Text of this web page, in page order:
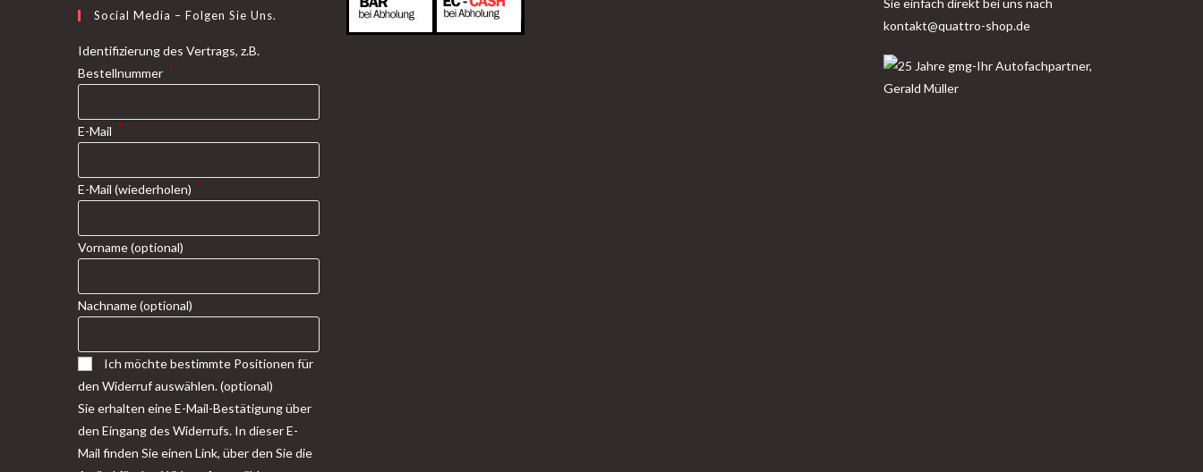
Social Media – Folgen Sie Uns.
Identifizierung des Vertrags, z.B.
Bestellnummer *
E-Mail *
E-Mail (wiederholen) *
Vorname(optional)
Nachname(optional)
Ich möchte bestimmte Positionen für
den Widerruf auswählen.(optional)
Sie erhalten eine E-Mail-Bestätigung über
den Eingang des Widerrufs. In dieser E-
Mail finden Sie einen Link, über den Sie die
Sie einfach direkt bei uns nach
kontakt@quattro-shop.de